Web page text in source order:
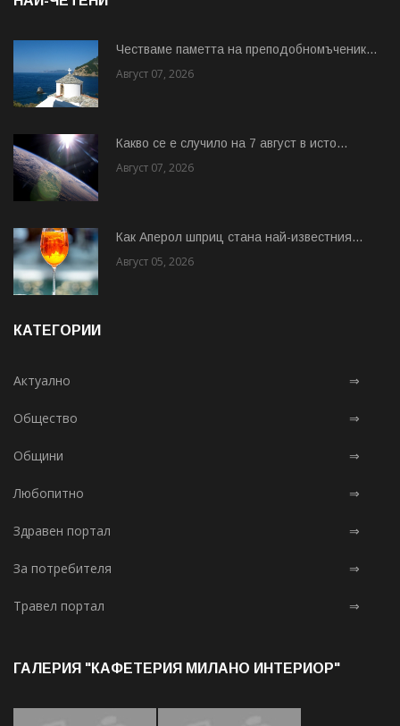
Честваме паметта на преподобномъченик...
Август 07, 2026
Какво се е случило на 7 август в исто...
Август 07, 2026
Как Аперол шприц стана най-известния...
Август 05, 2026
КАТЕГОРИИ
Актуално ⇒
Общество ⇒
Общини ⇒
Любопитно ⇒
Здравен портал ⇒
За потребителя ⇒
Травел портал ⇒
ГАЛЕРИЯ "КАФЕТЕРИЯ МИЛАНО ИНТЕРИОР"